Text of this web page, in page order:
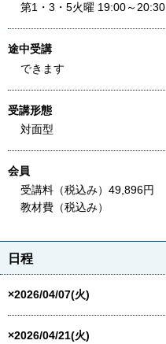
第1・3・5火曜 19:00～20:30
途中受講
できます
受講形態
対面型
会員
受講料（税込み）49,896円
教材費（税込み）
日程
×2026/04/07(火)
×2026/04/21(火)